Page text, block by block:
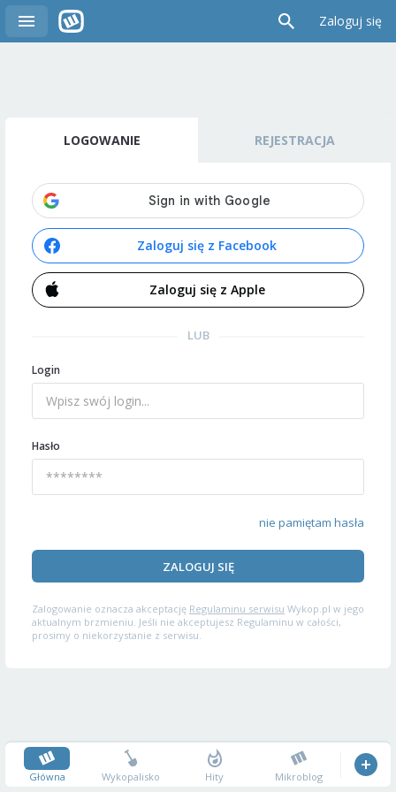
Zaloguj się
LOGOWANIE REJESTRACJA
Zaloguj się z Facebook
Zaloguj się z Apple
LUB
Login
Hasło
nie pamiętam hasła
ZALOGUJ SIĘ
Zalogowanie oznacza akceptację Regulaminu serwisu Wykop.pl w jego
aktualnym brzmieniu. Jeśli nie akceptujesz Regulaminu w całości,
prosimy o niekorzystanie z serwisu.
Główna Wykopalisko Hity Mikroblog